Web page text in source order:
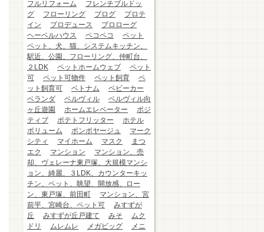
フルリフォーム
フレンチブルドッ
グ
フローリング ブログ
プロテ
イン
プロデュース
プロローグ
ヘーベルハウス
ペコペコ
ペット
ペット、犬、猫、システムキッチン、
駅近、公園、フローリング、仲町台、
２LDK
ペットホームウェブ
ペット
可
ペット可物件 ペット飼育
ペ
ット飼育可
ベトナム
ベビーカー
ベランダ
ベルヴィル
ベルヴィル向
ヶ丘遊園
ホームエレベーター
ポジ
ティブ
ポテトフリッター
ホテル
ボリューム
ボンボヤージュ
マーク
シティ
マイホーム マスク
まつ
エク
マンション
マンション、売
却、ヴェレーナ東戸塚、大規模マンシ
ョン、綺麗、３LDK、カウンターキッ
チン、ペット、眺望、開放感、ロー
ン、東戸塚、前田町
マンション、宮
前平、宮崎台、ペット可
みすずが
丘
みすずが丘戸建て みそ
ムク
ドリ
ムレムレ メガビッグ
メニ